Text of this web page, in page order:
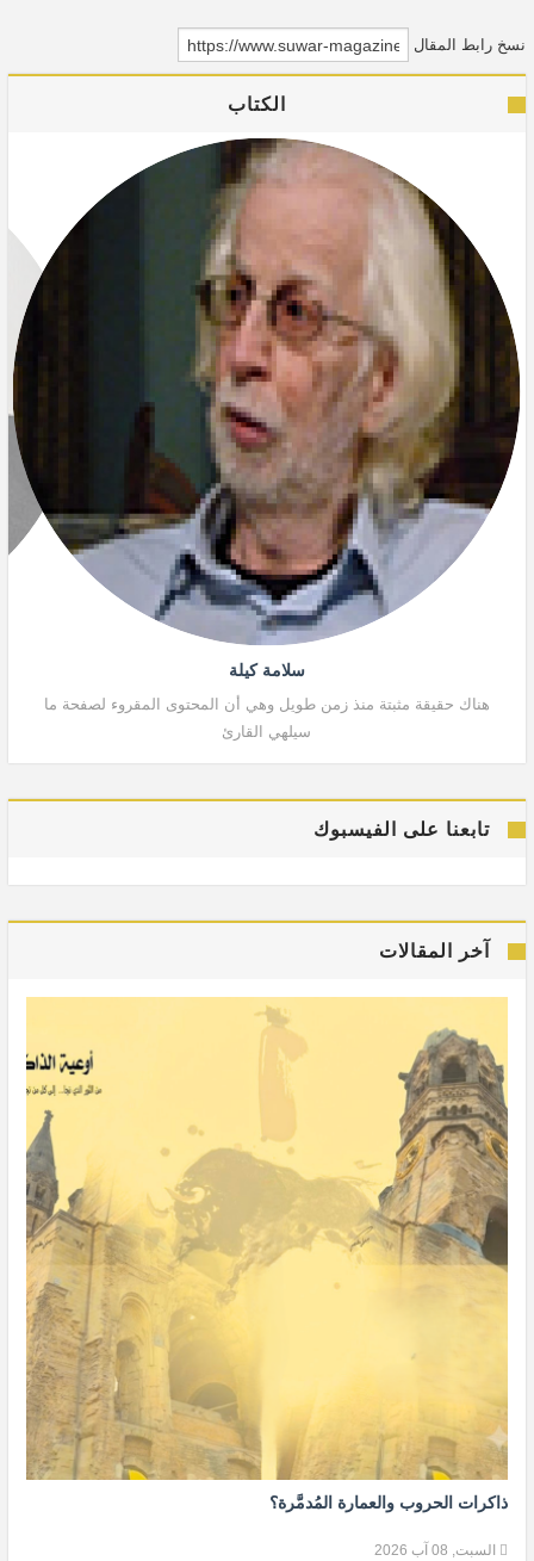
نسخ رابط المقال
الكتاب
سلامة كيلة
هناك حقيقة مثبتة منذ زمن طويل وهي أن المحتوى المقروء لصفحة ما
سيلهي القارئ
تابعنا على الفيسبوك
آخر المقالات
ذاكرات الحروب والعمارة المُدمَّرة؟
السبت, 08 آب 2026